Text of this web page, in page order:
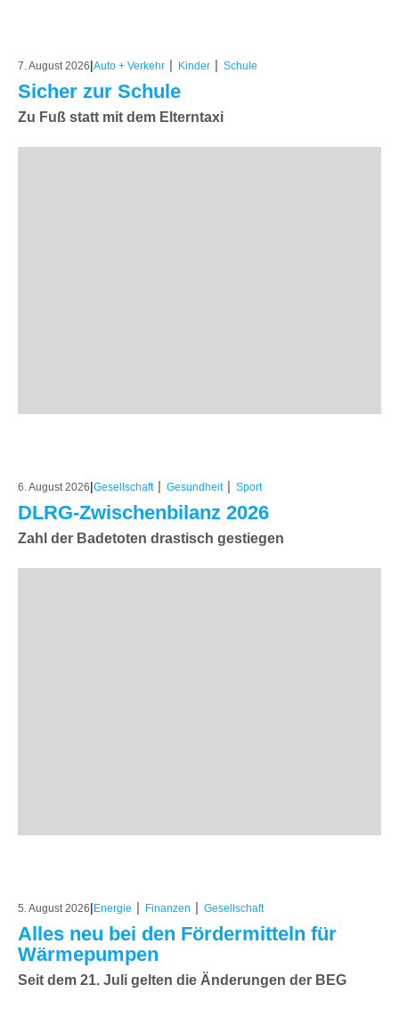
7. August 2026|Auto + Verkehr | Kinder | Schule
Sicher zur Schule
Zu Fuß statt mit dem Elterntaxi
6. August 2026|Gesellschaft | Gesundheit | Sport
DLRG-Zwischenbilanz 2026
Zahl der Badetoten drastisch gestiegen
5. August 2026|Energie | Finanzen | Gesellschaft
Alles neu bei den Fördermitteln für
Wärmepumpen
Seit dem 21. Juli gelten die Änderungen der BEG